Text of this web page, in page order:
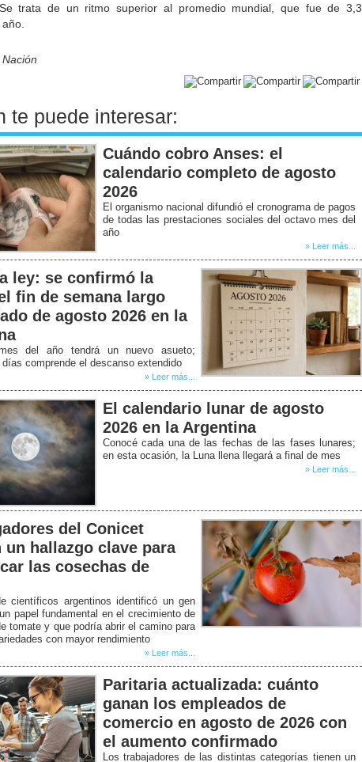
trata de un ritmo superior al promedio mundial, que fue de 3,3
te puede interesar:
Cuándo cobro Anses: el
calendario completo de agosto
2026
El organismo nacional difundió el cronograma de pagos
de todas las prestaciones sociales del octavo mes del
año
» Leer más...
ley: se confirmó la
fin de semana largo
de agosto 2026 en la
del año tendrá un nuevo asueto;
comprende el descanso extendido
» Leer más...
El calendario lunar de agosto
2026 en la Argentina
Conocé cada una de las fechas de las fases lunares;
en esta ocasión, la Luna llena llegará a final de mes
» Leer más...
del Conicet
un hallazgo clave para
las cosechas de
científicos argentinos identificó un gen
papel fundamental en el crecimiento de
tomate y que podría abrir el camino para
con mayor rendimiento
» Leer más...
Paritaria actualizada: cuánto
ganan los empleados de
comercio en agosto de 2026 con
el aumento confirmado
Los trabajadores de las distintas categorías tienen un